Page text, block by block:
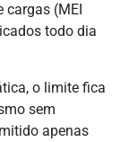
(MEI
todo dia
o limite fica
sem
apenas